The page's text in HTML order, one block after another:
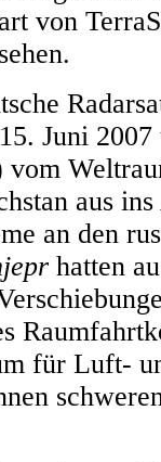
von
Juni
vom
aus
an den
hatten
für Luft-